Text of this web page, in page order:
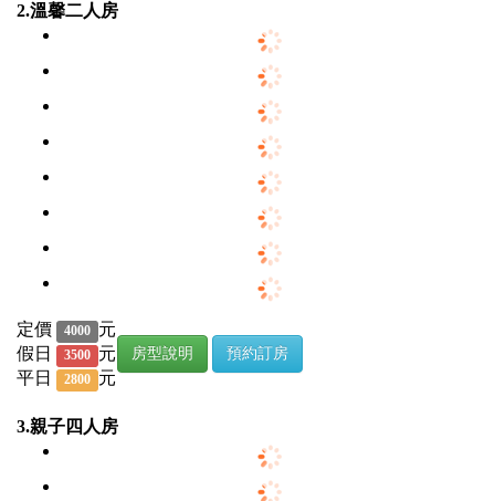
2.溫馨二人房
定價 4000 元
假日
3500 元
平日
2800 元
房型說明 預約訂房
3.親子四人房